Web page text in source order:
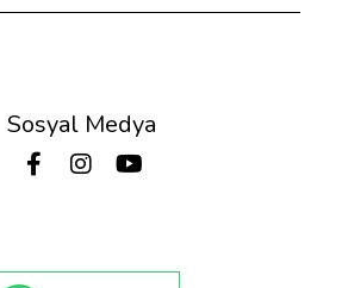
Sosyal Medya